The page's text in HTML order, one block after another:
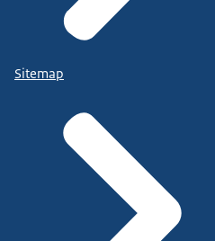
Sitemap